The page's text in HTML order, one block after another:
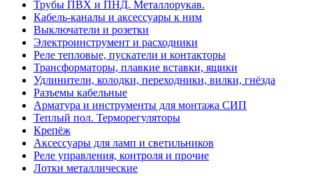
Трубы ПВХ и ПНД. Металлорукав.
Кабель-каналы и аксессуары к ним
Выключатели и розетки
Электроинструмент и расходники
Реле тепловые, пускатели и контакторы
Трансформаторы, плавкие вставки, ящики
Удлинители, колодки, переходники, вилки, гнёзда
Разъемы кабельные
Арматура и инструменты для монтажа СИП
Теплый пол. Терморегуляторы
Крепёж
Аксессуары для ламп и светильников
Реле управления, контроля и прочие
Лотки металлические